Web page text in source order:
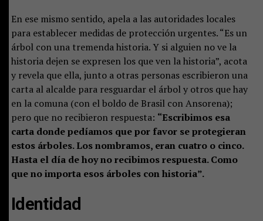
En ese mismo sentido, apela a las autoridades locales
para establecer medidas de protección urgentes. “Es un
árbol con una tremenda historia. Y si alguien no ve la
historia dejen se expresen los que ven la historia”, acota
y revela que ella, junto a otras personas escribieron una
carta al alcalde para resguardar el árbol y otros que hay
en la comuna (con el boldo de Brasil con Ansorena);
pero que no recibieron respuesta: “Escribimos esa
carta donde pedíamos que por favor se protegieran
estos árboles. Los nombramos, eran cuatro o cinco.
Hasta el día de hoy no recibimos respuesta. Como
que no importa esos árboles con historia”.
Identidad